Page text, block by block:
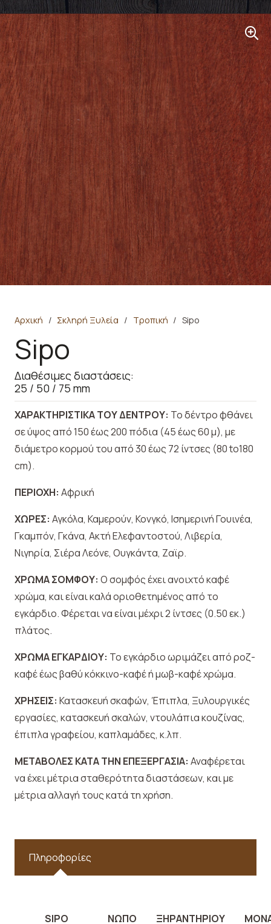
Αρχική / Σκληρή Ξυλεία / Τροπική / Sipo
Sipo
Διαθέσιμες διαστάσεις:
25 / 50 / 75 mm
ΧΑΡΑΚΤΗΡΙΣΤΙΚΑ ΤΟΥ ΔΕΝΤΡΟΥ: Το δέντρο φθάνει
σε ύψος από 150 έως 200 πόδια (45 έως 60 μ), με
διάμετρο κορμού του από 30 έως 72 ίντσες (80 to180
cm).
ΠΕΡΙΟΧΗ: Αφρική
ΧΩΡΕΣ: Αγκόλα, Καμερούν, Κονγκό, Ισημερινή Γουινέα,
Γκαμπόν, Γκάνα, Ακτή Ελεφαντοστού, Λιβερία,
Νιγηρία, Σιέρα Λεόνε, Ουγκάντα, Ζαϊρ.
ΧΡΩΜΑ ΣΟΜΦΟΥ: Ο σομφός έχει ανοιχτό καφέ
χρώμα, και είναι καλά οριοθετημένος από το
εγκάρδιο. Φέρεται να είναι μέχρι 2 ίντσες (0.50 εκ.)
πλάτος.
ΧΡΩΜΑ ΕΓΚΑΡΔΙΟΥ: Το εγκάρδιο ωριμάζει από ροζ-
καφέ έως βαθύ κόκκινο-καφέ ή μωβ-καφέ χρώμα.
ΧΡΗΣΕΙΣ: Κατασκευή σκαφών, Έπιπλα, Ξυλουργικές
εργασίες, κατασκευή σκαλών, ντουλάπια κουζίνας,
έπιπλα γραφείου, καπλαμάδες, κ.λπ.
ΜΕΤΑΒΟΛΕΣ ΚΑΤΑ ΤΗΝ ΕΠΕΞΕΡΓΑΣΙΑ: Αναφέρεται
να έχει μέτρια σταθερότητα διαστάσεων, και με
μέτρια αλλαγή τους κατά τη χρήση.
Πληροφορίες
SIPO ΝΩΠΟ ΞΗΡΑΝΤΗΡΙΟΥ